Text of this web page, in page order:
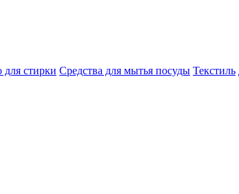
стирки Средства для мытья посуды Текстиль